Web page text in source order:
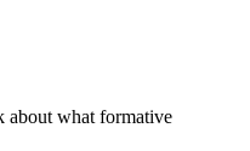
about what formative